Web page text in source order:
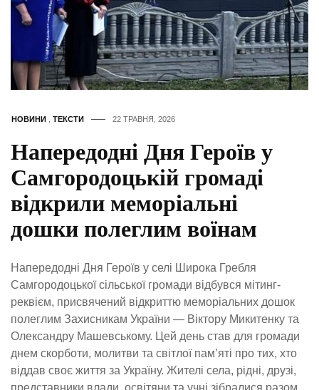
НОВИНИ ТЕКСТИ 22 ТРАВНЯ, 2026
Напередодні Дня Героїв у
Самгородоцькій громаді
відкрили меморіальні
дошки полеглим воїнам
Напередодні Дня Героїв у селі Широка Гребля
Самгородоцької сільської громади відбувся мітинг-
реквієм, присвячений відкриттю меморіальних дошок
полеглим Захисникам України — Віктору Микитенку та
Олександру Машевському. Цей день став для громади
днем скорботи, молитви та світлої пам’яті про тих, хто
віддав своє життя за Україну. Жителі села, рідні, друзі,